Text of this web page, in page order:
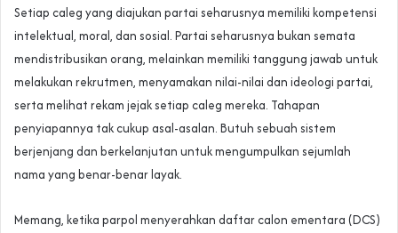
Setiap caleg yang diajukan partai seharusnya memiliki kompetensi
intelektual, moral, dan sosial. Partai seharusnya bukan semata
mendistribusikan orang, melainkan memiliki tanggung jawab untuk
melakukan rekrutmen, menyamakan nilai-nilai dan ideologi partai,
serta melihat rekam jejak setiap caleg mereka. Tahapan
penyiapannya tak cukup asal-asalan. Butuh sebuah sistem
berjenjang dan berkelanjutan untuk mengumpulkan sejumlah
nama yang benar-benar layak.
Memang, ketika parpol menyerahkan daftar calon ementara (DCS)